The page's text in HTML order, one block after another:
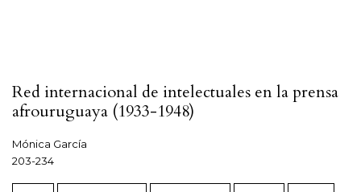
Red internacional de intelectuales en la prensa
afrouruguaya (1933-1948)
Mónica García
203-234